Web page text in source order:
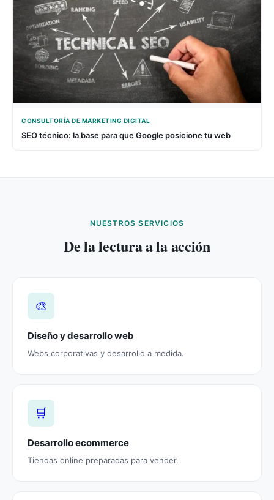
CONSULTORÍA DE MARKETING DIGITAL
SEO técnico: la base para que Google posicione tu web
NUESTROS SERVICIOS
De la lectura a la acción
🎨
Diseño y desarrollo web
Webs corporativas y desarrollo a medida.
🛒
Desarrollo ecommerce
Tiendas online preparadas para vender.